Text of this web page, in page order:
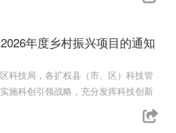
年度乡村振兴项目的通知
科技局，各扩权县（市、区）科技管
施科创引领战略，充分发挥科技创新